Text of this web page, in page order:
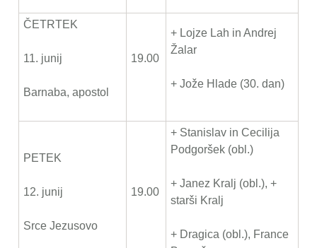
ČETRTEK
11. junij
Barnaba, apostol
19.00
+ Lojze Lah in Andrej
Žalar
+ Jože Hlade (30. dan)
PETEK
12. junij
Srce Jezusovo
19.00
+ Stanislav in Cecilija
Podgoršek (obl.)
+ Janez Kralj (obl.), +
starši Kralj
+ Dragica (obl.), France